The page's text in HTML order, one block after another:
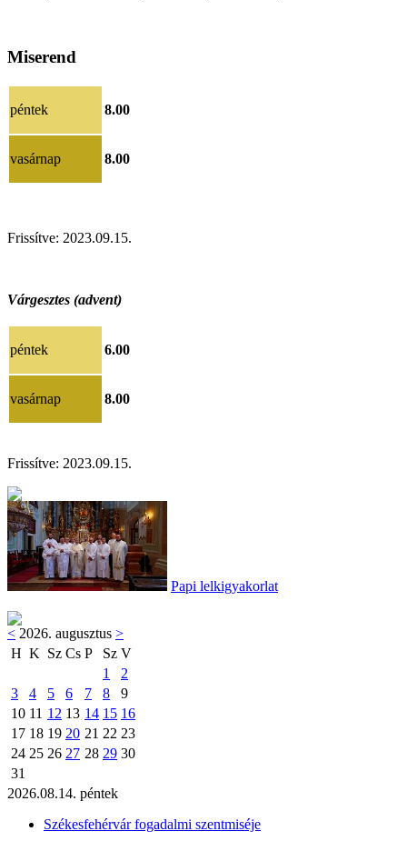
Miserend
péntek 8.00
vasárnap 8.00
Frissítve: 2023.09.15.
Várgesztes (advent)
péntek 6.00
vasárnap 8.00
Frissítve: 2023.09.15.
Papi lelkigyakorlat
< 2026. augusztus >
H K Sz Cs P Sz V
1
2
3
4 5 6 7 8
9
10 11 12 13 14 15 16
17 18 19 20 21 22 23
24 25 26 27 28 29 30
31
2026.08.14. péntek
Székesfehérvár fogadalmi szentmiséje